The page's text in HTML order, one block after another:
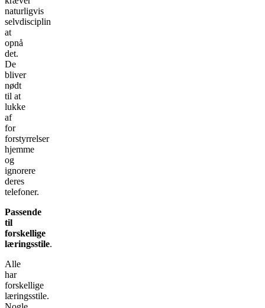
naturligvis
selvdisciplin
at
opnå
det.
De
bliver
nødt
til at
lukke
af
for
forstyrrelser
hjemme
og
ignorere
deres
telefoner.
Passende
til
forskellige
læringsstile.
Alle
har
forskellige
læringsstile.